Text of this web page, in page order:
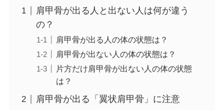
肩甲骨が出る人と出ない人は何が違う
の？
肩甲骨が出る人の体の状態は？
肩甲骨が出ない人の体の状態は？
片方だけ肩甲骨が出ない人の体の状態
は？
肩甲骨が出る「翼状肩甲骨」に注意